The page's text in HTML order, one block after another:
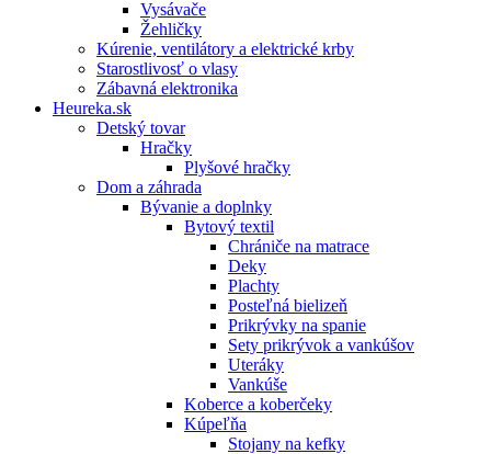
Vysávače
Žehličky
Kúrenie, ventilátory a elektrické krby
Starostlivosť o vlasy
Zábavná elektronika
Heureka.sk
Detský tovar
Hračky
Plyšové hračky
Dom a záhrada
Bývanie a doplnky
Bytový textil
Chrániče na matrace
Deky
Plachty
Posteľná bielizeň
Prikrývky na spanie
Sety prikrývok a vankúšov
Uteráky
Vankúše
Koberce a koberčeky
Kúpeľňa
Stojany na kefky